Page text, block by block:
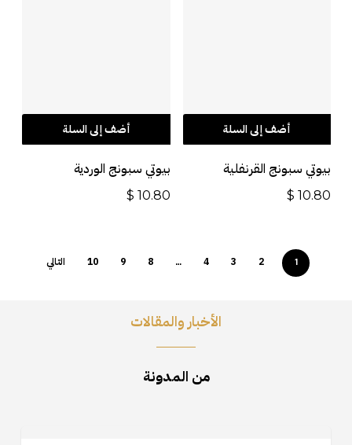
أضف إلى السلة
بيوتي سبونج القرنفلية
$ 10.80
أضف إلى السلة
بيوتي سبونج الوردية
$ 10.80
1
2
3
4
…
8
9
10 التالي
الأخبار والمقالات
من المدونة